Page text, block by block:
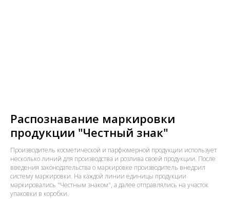
Распознавание маркировки
продукции "Честный знак"
Производитель косметической и парфюмерной продукции использует
несколько линий для производства и розлива своей продукции. После
введения законодательства о маркировке производитель внедрил
систему маркировки. На каждой линии единицы продукции
маркировались "Честным знаком", а далее отправлялись на участок
упаковки в коробки.